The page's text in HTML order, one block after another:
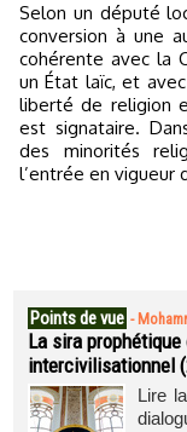
Selon un député
conversion à une
cohérente avec la
un État laïc, et
liberté de religion
est signataire.
des minorités
l’entrée en vigueur
Points de vue -
La sira
intercivilisationnel
Lire